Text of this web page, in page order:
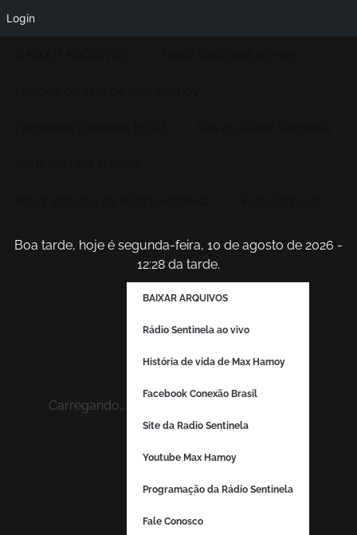
Boa tarde, hoje é segunda-feira, 10 de agosto de 2026 -
12:28 da tarde.
Carregando...
BAIXAR ARQUIVOS
Rádio Sentinela ao vivo
História de vida de Max Hamoy
Facebook Conexão Brasil
Site da Radio Sentinela
Youtube Max Hamoy
Programação da Rádio Sentinela
Fale Conosco
Login